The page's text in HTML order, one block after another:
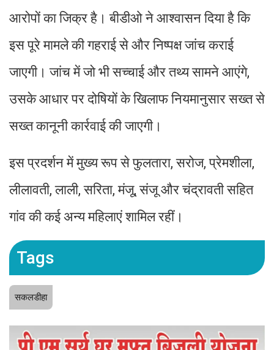
आरोपों का जिक्र है। बीडीओ ने आश्वासन दिया है कि
इस पूरे मामले की गहराई से और निष्पक्ष जांच कराई
जाएगी। जांच में जो भी सच्चाई और तथ्य सामने आएंगे,
उसके आधार पर दोषियों के खिलाफ नियमानुसार सख्त से
सख्त कानूनी कार्रवाई की जाएगी।
इस प्रदर्शन में मुख्य रूप से फुलतारा, सरोज, प्रेमशीला,
लीलावती, लाली, सरिता, मंजू, संजू और चंद्रावती सहित
गांव की कई अन्य महिलाएं शामिल रहीं।
Tags
सकलडीहा